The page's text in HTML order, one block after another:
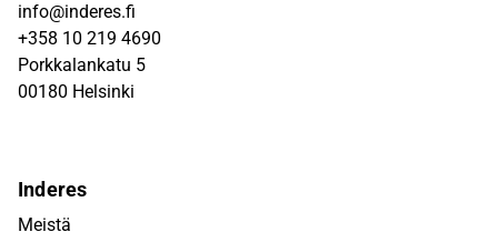
info@inderes.fi
+358 10 219 4690
Porkkalankatu 5
00180 Helsinki
Inderes
Meistä